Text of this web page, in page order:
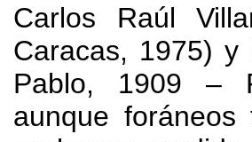
Carlos Raúl
Caracas, 1975) y
Pablo, 1909 –
aunque foráneos